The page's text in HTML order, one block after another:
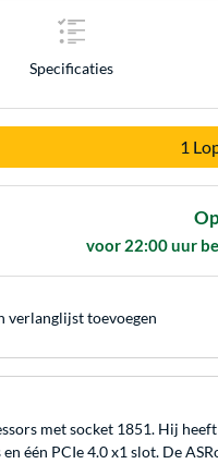
Specificaties
1
voor 22:00 uur
verlanglijst toevoegen
met socket 1851. Hij
één PCIe 4.0 x1 slot. De